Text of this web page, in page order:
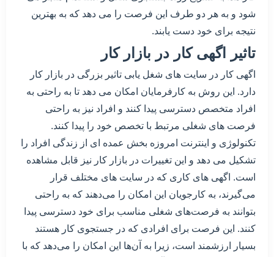
شود و به هر دو طرف این فرصت را می دهد که به بهترین
نتیجه برای خود دست یابند.
تاثیر اگهی کار در بازار کار
اگهی کار در سایت های شغل یابی تاثیر بزرگی در بازار کار
دارد. این روش به کارفرمایان امکان می دهد تا به راحتی به
افراد متخصص دسترسی پیدا کنند و افراد نیز به راحتی
فرصت های شغلی مرتبط با تخصص خود را پیدا کنند.
تکنولوژی و اینترنت امروزه بخش عمده ای از زندگی افراد را
تشکیل می دهد و این تغییرات در بازار کار نیز قابل مشاهده
است. اگهی های کاری که در سایت های مختلف قرار
می‌گیرند، به کارجویان این امکان را می‌دهند که به راحتی
بتوانند به فرصت‌های شغلی مناسب برای خود دسترسی پیدا
کنند. این فرصت برای افرادی که در جستجوی کار هستند
بسیار ارزشمند است، زیرا به آن‌ها این امکان را می‌دهد که با